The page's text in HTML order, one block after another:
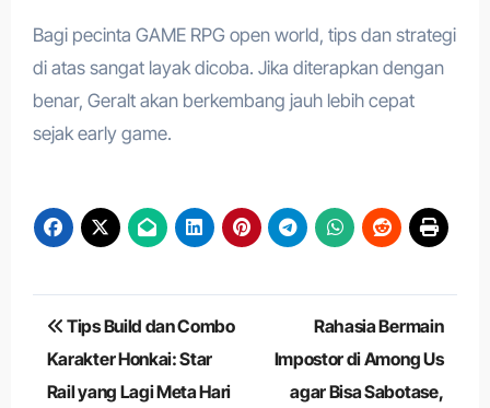
Bagi pecinta GAME RPG open world, tips dan strategi
di atas sangat layak dicoba. Jika diterapkan dengan
benar, Geralt akan berkembang jauh lebih cepat
sejak early game.
Navigasi
pos
Tips Build dan Combo
Karakter Honkai: Star
Rail yang Lagi Meta Hari
Rahasia Bermain
Impostor di Among Us
agar Bisa Sabotase,